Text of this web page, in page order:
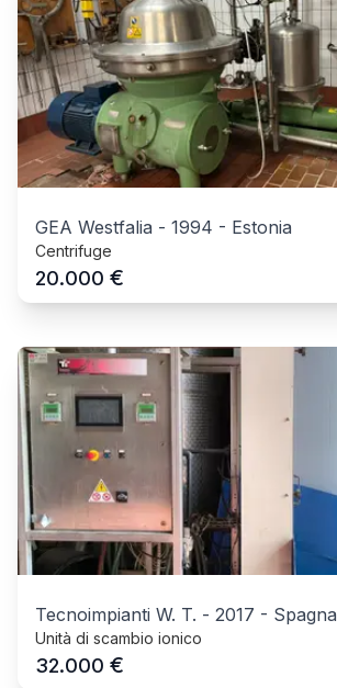
GEA Westfalia - 1994 - Estonia
Centrifuge
20.000 €
Tecnoimpianti W. T. - 2017 - Spagna
Unità di scambio ionico
32.000 €